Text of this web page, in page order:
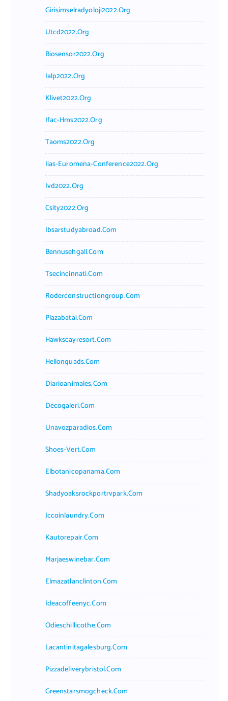
Girisimselradyoloji2022.org
Utcd2022.org
Biosensor2022.org
Ialp2022.org
Klivet2022.org
Ifac-Hms2022.org
Taoms2022.org
Iias-Euromena-Conference2022.org
Ivd2022.org
Csity2022.org
Ibsarstudyabroad.com
Bennusehgall.com
Tsecincinnati.com
Roderconstructiongroup.com
Plazabatai.com
Hawkscayresort.com
Hellonquads.com
Diarioanimales.com
Decogaleri.com
Unavozparadios.com
Shoes-Vert.com
Elbotanicopanama.com
Shadyoaksrockportrvpark.com
Jccoinlaundry.com
Kautorepair.com
Marjaeswinebar.com
Elmazatlanclinton.com
Ideacoffeenyc.com
Odieschillicothe.com
Lacantinitagalesburg.com
Pizzadeliverybristol.com
Greenstarsmogcheck.com